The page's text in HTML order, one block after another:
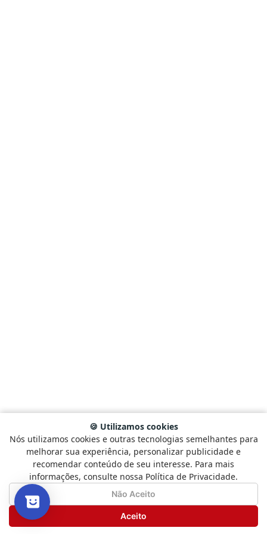
🍪 Utilizamos cookies
Nós utilizamos cookies e outras tecnologias semelhantes para
melhorar sua experiência, personalizar publicidade e
recomendar conteúdo de seu interesse. Para mais
informações, consulte nossa Política de Privacidade.
Não Aceito
Aceito
Como está sendo sua experiência?
Selecione
uma
opção
a
5
Não Satisfeito
Seguinte